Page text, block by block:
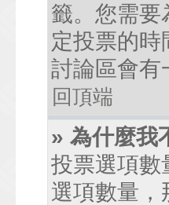
籤。您需要
定投票的
討論區會有
回頂端
» 為什麼我
投票選項數
選項數量，